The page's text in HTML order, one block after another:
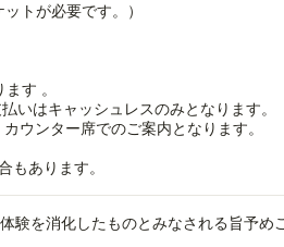
トが必要です。）
す 。
いはキャッシュレスのみとなります。
ウンター席でのご案内となります。
もあります。
験を消化したものとみなされる旨予め